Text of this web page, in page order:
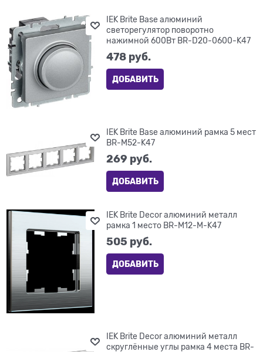
IEK Brite Base алюминий
светорегулятор поворотно
нажимной 600Вт BR-D20-0600-K47
478 руб.
ДОБАВИТЬ
IEK Brite Base алюминий рамка 5 мест
BR-M52-K47
269 руб.
ДОБАВИТЬ
IEK Brite Decor алюминий металл
рамка 1 место BR-M12-M-K47
505 руб.
ДОБАВИТЬ
IEK Brite Decor алюминий металл
скруглённые углы рамка 4 места BR-